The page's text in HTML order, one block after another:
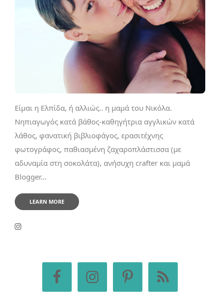
Είμαι η Ελπίδα, ή αλλιώς.. η μαμά του Νικόλα.
Νηπιαγωγός κατά βάθος-καθηγήτρια αγγλικών κατά
λάθος, φανατική βιβλιοφάγος, ερασιτέχνης
φωτογράφος, παθιασμένη ζαχαροπλάστισσα (με
αδυναμία στη σοκολάτα), ανήσυχη crafter και μαμά
Blogger...
LEARN MORE